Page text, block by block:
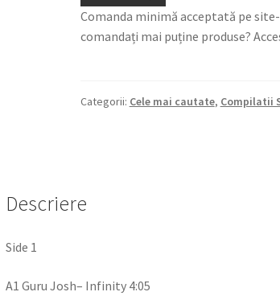
Comanda minimă acceptată pe
comandați mai puține produse?
Categorii: Cele mai cautate, Compilatii
Descriere
Side 1
A1 Guru Josh– Infinity 4:05